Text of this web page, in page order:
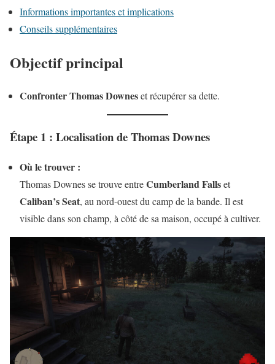
Informations importantes et implications
Conseils supplémentaires
Objectif principal
Confronter Thomas Downeset récupérer sa dette.
Étape 1 : Localisation de Thomas Downes
Où le trouver :
Thomas Downes se trouve entreCumberland Fallset
Caliban’s Seat, au nord-ouest du camp de la bande. Il est
visible dans son champ, à côté de sa maison, occupé à cultiver.